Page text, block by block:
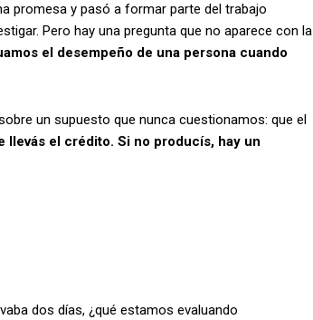
promesa y pasó a formar parte del trabajo
Pero hay una pregunta que no aparece con la
el desempeño de una persona cuando
un supuesto que nunca cuestionamos: que el
llevás el crédito. Si no producís, hay un
dos días, ¿qué estamos evaluando